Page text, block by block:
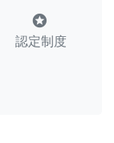
stars
認定制度